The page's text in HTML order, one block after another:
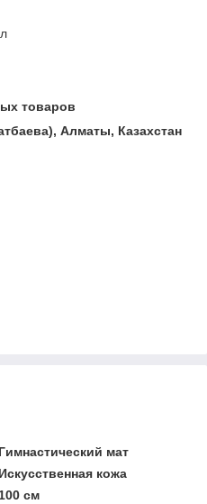
товаров
Алматы, Казахстан
Гимнастический мат
Искусственная кожа
100 см